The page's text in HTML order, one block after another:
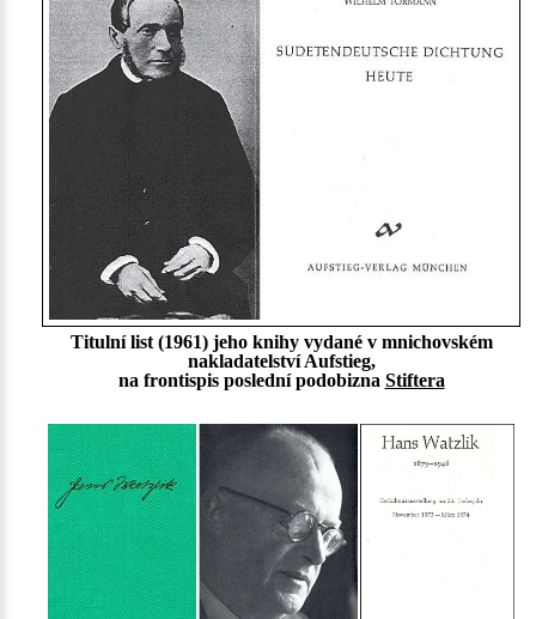
Titulní list (1961) jeho knihy vydané v mnichovském
nakladatelství Aufstieg,
na frontispis poslední podobizna Stiftera